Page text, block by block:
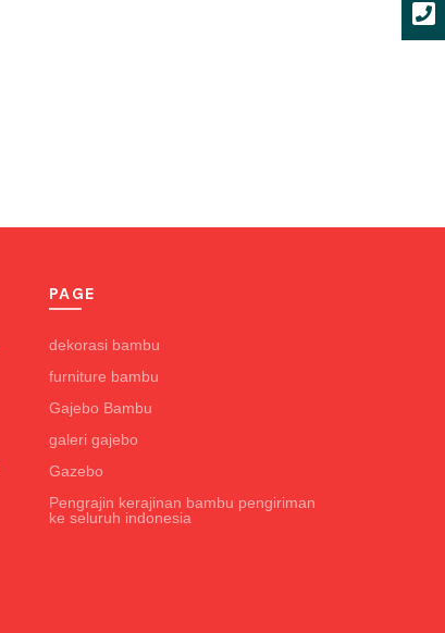
PAGE
dekorasi bambu
furniture bambu
Gajebo Bambu
galeri gajebo
Gazebo
Pengrajin kerajinan bambu pengiriman
ke seluruh indonesia